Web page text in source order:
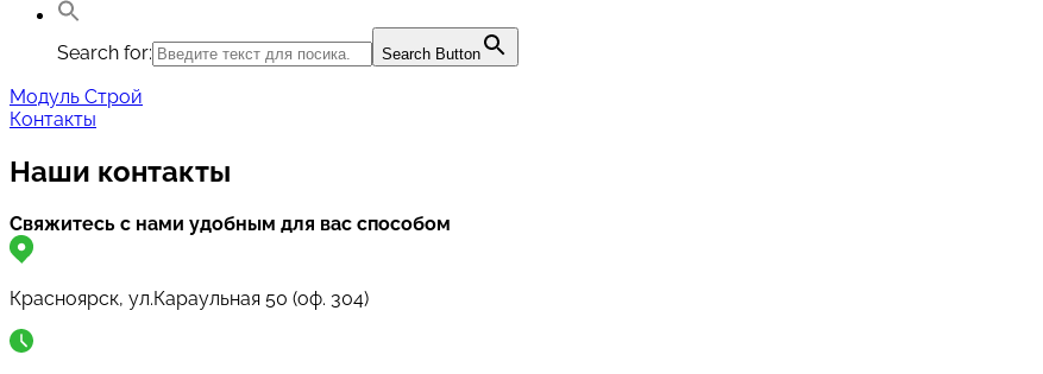
Search for: Search Button
Модуль Строй
Контакты
Наши контакты
Свяжитесь с нами удобным для вас способом
Красноярск, ул.Караульная 50 (оф. 304)